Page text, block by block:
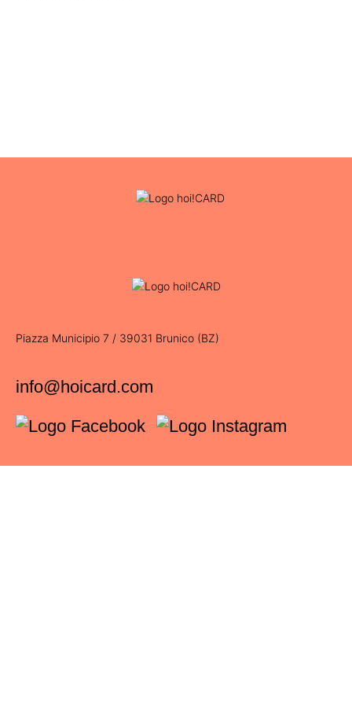
Piazza Municipio 7 / 39031 Brunico (BZ)
info@hoicard.com